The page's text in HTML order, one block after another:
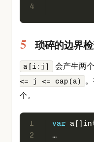
4
琐碎的边界
a[i:j] 会产生两
<= j <= cap(a)
个。
1
2
var a[]
…